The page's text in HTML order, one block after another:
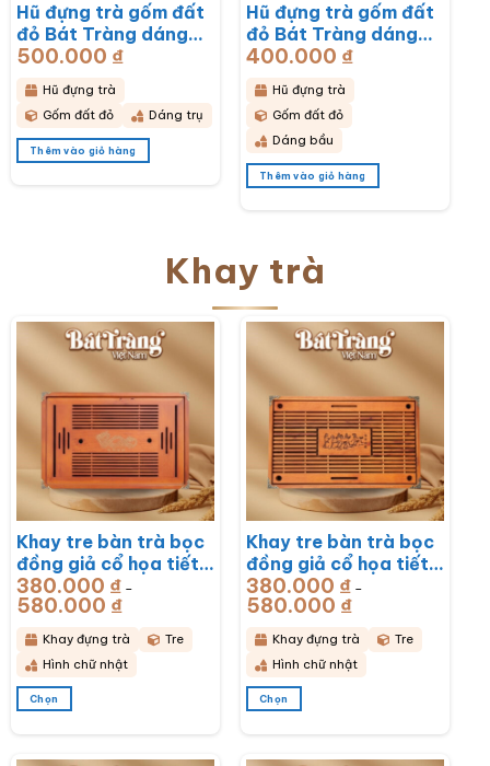
Hũ đựng trà gốm đất
đỏ Bát Tràng dáng
bầu hoạ tiết thổ cẩm
BT-HĐT11
500.000 ₫
Hũ đựng trà
Gốm đất đỏ
Dáng trụ
Thêm vào giỏ hàng
Hũ đựng trà gốm đất
đỏ Bát Tràng dáng
bầu hoạ tiết hoa cúc
hoạ mi trắng BT-
HĐT10
400.000 ₫
Hũ đựng trà
Gốm đất đỏ
Dáng bầu
Thêm vào giỏ hàng
Khay trà
Khay tre bàn trà bọc
đồng giả cổ họa tiết
Rồng Phú Quý
51x33x6cm BT-
KDT17
380.000 ₫ –
580.000 ₫Khoảng
giá:
từ
380.000 ₫
đến
580.000 ₫
Khay đựng trà
Tre
Hình chữ nhật
Chọn
này
Khay tre bàn trà bọc
đồng giả cổ họa tiết
Mã Đáo Thành Công
43x28x6cm BT-
KDT16
380.000 ₫ –
580.000 ₫Khoảng
giá:
từ
380.000 ₫
đến
580.000 ₫
Khay đựng trà
Tre
Hình chữ nhật
Chọn
này